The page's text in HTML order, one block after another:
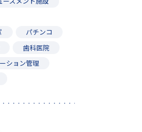
パチンコ
歯科医院
ション管理